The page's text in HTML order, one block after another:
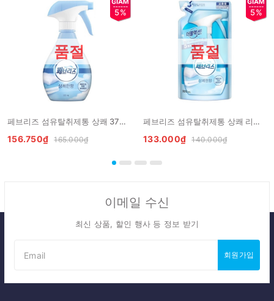
5%
품절
페브리즈 섬유탈취제통 상쾌 370ML P&G Xit khu mui huong thom mat
156.750₫ 165.000₫
5%
품절
페브리즈 섬유탈취제통 상쾌 리필 320ML P&G Khu mui huong thom mat refill
133.000₫ 140.000₫
이메일 수신
최신 상품, 할인 행사 등 정보 받기
회원가입